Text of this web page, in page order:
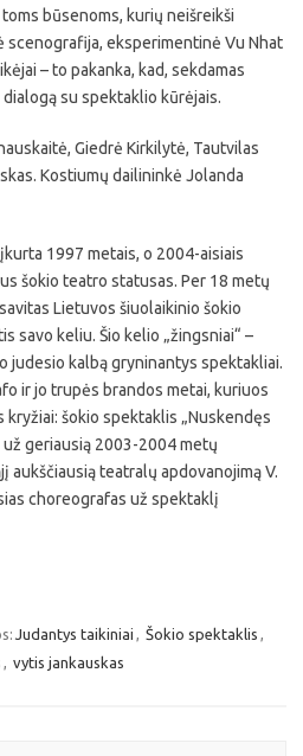
būsenoms, kurių neišreikši
scenografija, eksperimentinė Vu Nhat
– to pakanka, kad, sekdamas
su spektaklio kūrėjais.
Giedrė Kirkilytė, Tautvilas
Kostiumų dailininkė Jolanda
1997 metais, o 2004-aisiais
šokio teatro statusas. Per 18 metų
Lietuvos šiuolaikinio šokio
savo keliu. Šio kelio „žingsniai“ –
judesio kalbą gryninantys spektakliai.
ir jo trupės brandos metai, kuriuos
kryžiai: šokio spektaklis „Nuskendęs
geriausią 2003-2004 metų
aukščiausią teatralų apdovanojimą V.
choreografas už spektaklį
Judantys taikiniai , Šokio spektaklis ,
, vytis jankauskas